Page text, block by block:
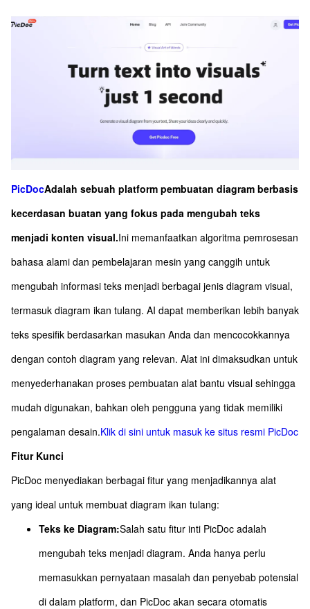
PicDocAdalah sebuah platform pembuatan diagram berbasis
kecerdasan buatan yang fokus pada mengubah teks
menjadi konten visual.Ini memanfaatkan algoritma pemrosesan
bahasa alami dan pembelajaran mesin yang canggih untuk
mengubah informasi teks menjadi berbagai jenis diagram visual,
termasuk diagram ikan tulang. AI dapat memberikan lebih banyak
teks spesifik berdasarkan masukan Anda dan mencocokkannya
dengan contoh diagram yang relevan. Alat ini dimaksudkan untuk
menyederhanakan proses pembuatan alat bantu visual sehingga
mudah digunakan, bahkan oleh pengguna yang tidak memiliki
pengalaman desain.Klik di sini untuk masuk ke situs resmi PicDoc
Fitur Kunci
PicDoc menyediakan berbagai fitur yang menjadikannya alat
yang ideal untuk membuat diagram ikan tulang:
Teks ke Diagram:Salah satu fitur inti PicDoc adalah
mengubah teks menjadi diagram. Anda hanya perlu
memasukkan pernyataan masalah dan penyebab potensial
di dalam platform, dan PicDoc akan secara otomatis